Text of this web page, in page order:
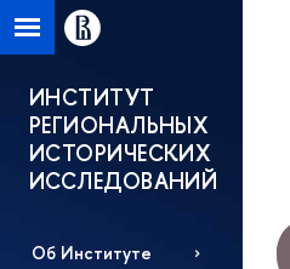
ИНСТИТУТ
РЕГИОНАЛЬНЫХ
ИСТОРИЧЕСКИХ
ИССЛЕДОВАНИЙ
Об Институте